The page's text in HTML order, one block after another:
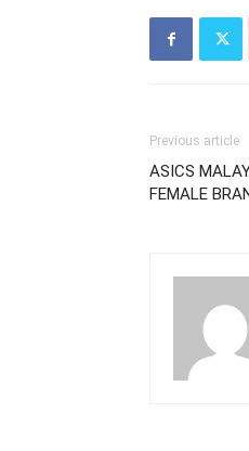
Previous article
ASICS
FEMALE